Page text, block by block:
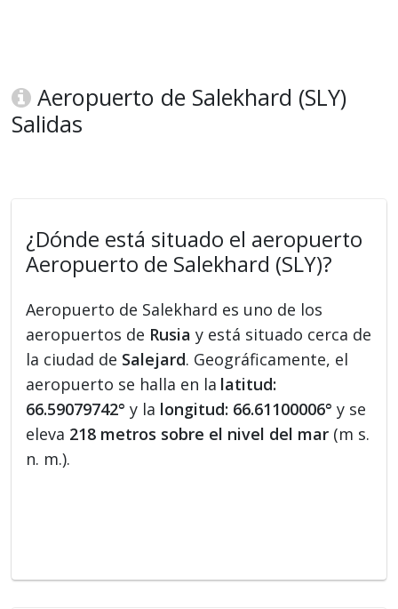
Aeropuerto de Salekhard (SLY)
Salidas
¿Dónde está situado el aeropuerto
Aeropuerto de Salekhard (SLY)?
Aeropuerto de Salekhard es uno de los
aeropuertos de Rusia y está situado cerca de
la ciudad de Salejard. Geográficamente, el
aeropuerto se halla en la latitud:
66.59079742° y la longitud: 66.61100006° y se
eleva 218 metros sobre el nivel del mar (m s.
n. m.).